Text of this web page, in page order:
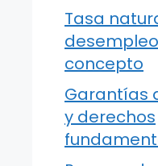
Tasa
concepto
Garantías
y derechos